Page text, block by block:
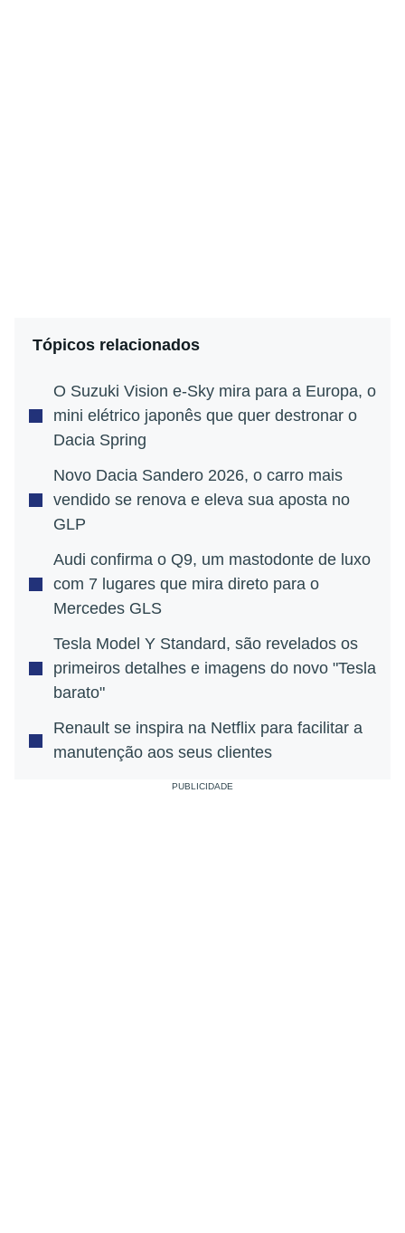
Tópicos relacionados
O Suzuki Vision e-Sky mira para a Europa, o
mini elétrico japonês que quer destronar o
Dacia Spring
Novo Dacia Sandero 2026, o carro mais
vendido se renova e eleva sua aposta no
GLP
Audi confirma o Q9, um mastodonte de luxo
com 7 lugares que mira direto para o
Mercedes GLS
Tesla Model Y Standard, são revelados os
primeiros detalhes e imagens do novo "Tesla
barato"
Renault se inspira na Netflix para facilitar a
manutenção aos seus clientes